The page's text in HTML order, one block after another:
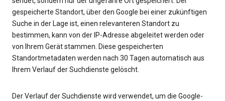
gespeicherte Standort, über den Google bei einer zukünftigen
Suche in der Lage ist, einen relevanteren Standort zu
bestimmen, kann von der IP-Adresse abgeleitet werden oder
von Ihrem Gerät stammen. Diese gespeicherten
Standortmetadaten werden nach 30 Tagen automatisch aus
Ihrem Verlauf der Suchdienste gelöscht.
Der Verlauf der Suchdienste wird verwendet, um die Google-